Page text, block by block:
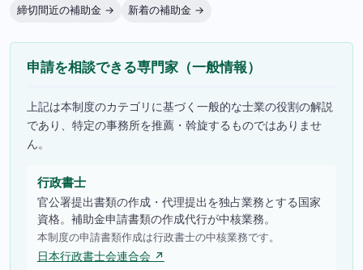
締切間近の補助金 →
新着の補助金 →
申請を相談できる専門家（一般情報）
上記は本制度のカテゴリに基づく一般的な士業の役割の解説
であり、特定の事務所を推薦・斡旋するものではありませ
ん。
行政書士
官公署提出書類の作成・代理提出を独占業務とする国家
資格。補助金申請書類の作成代行が中核業務。
本制度の申請書類作成は行政書士の中核業務です。
日本行政書士会連合会 ↗